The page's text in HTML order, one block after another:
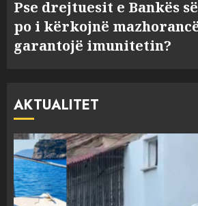
Pse drejtuesit e Bankës
po i kërkojnë
garantojë imunitetin?
AKTUALITET